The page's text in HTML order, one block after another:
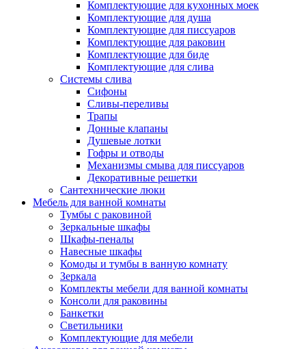
Комплектующие для кухонных моек
Комплектующие для душа
Комплектующие для писсуаров
Комплектующие для раковин
Комплектующие для биде
Комплектующие для слива
Системы слива
Сифоны
Сливы-переливы
Трапы
Донные клапаны
Душевые лотки
Гофры и отводы
Механизмы смыва для писсуаров
Декоративные решетки
Сантехнические люки
Мебель для ванной комнаты
Тумбы с раковиной
Зеркальные шкафы
Шкафы-пеналы
Навесные шкафы
Комоды и тумбы в ванную комнату
Зеркала
Комплекты мебели для ванной комнаты
Консоли для раковины
Банкетки
Светильники
Комплектующие для мебели